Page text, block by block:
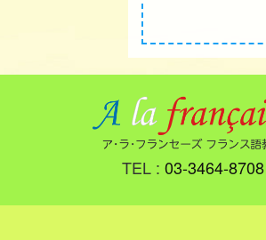
TEL : 03-3464-8708